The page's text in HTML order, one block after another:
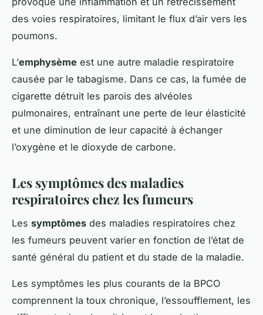
des voies respiratoires, limitant le flux d’air vers les
poumons.
L’emphysème est une autre maladie respiratoire
causée par le tabagisme. Dans ce cas, la fumée de
cigarette détruit les parois des alvéoles
pulmonaires, entraînant une perte de leur élasticité
et une diminution de leur capacité à échanger
l’oxygène et le dioxyde de carbone.
Les symptômes des maladies
respiratoires chez les fumeurs
Les symptômes des maladies respiratoires chez
les fumeurs peuvent varier en fonction de l’état de
santé général du patient et du stade de la maladie.
Les symptômes les plus courants de la BPCO
comprennent la toux chronique, l’essoufflement, les